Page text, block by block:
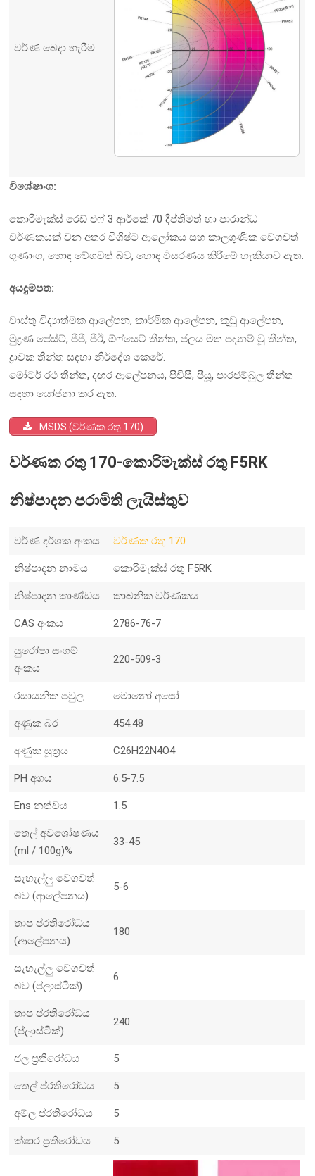
වර්ණ බෙදා හැරීම
විශේෂාංග:
කොරිමැක්ස් රෙඩ් එෆ් 3 ආර්කේ 70 දීප්තිමත් හා පාරාන්ධ
වර්ණකයක් වන අතර විශිෂ්ට ආලෝකය සහ කාලගුණික වේගවත්
ගුණාංග, හොඳ වේගවත් බව, හොඳ විසරණය කිරීමේ හැකියාව ඇත.
අයදුම්පත:
වාස්තු විද්‍යාත්මක ආලේපන, කාර්මික ආලේපන, කුඩු ආලේපන,
මුද්‍රණ පේස්ට්, පීපී, පීඊ, ඕෆ්සෙට් තීන්ත, ජලය මත පදනම් වූ තීන්ත,
ද්‍රාවක තීන්ත සඳහා නිර්දේශ කෙරේ.
මෝටර් රථ තීන්ත, දඟර ආලේපනය, පීවීසී, පීයූ, පාරජම්බුල තීන්ත
සඳහා යෝජනා කර ඇත.
MSDS (වර්ණක රතු 170)
වර්ණක රතු 170-කොරිමැක්ස් රතු F5RK
නිෂ්පාදන පරාමිති ලැයිස්තුව
වර්ණ දර්ශක අංකය. වර්ණක රතු 170
නිෂ්පාදන නාමය කොරිමැක්ස් රතු F5RK
නිෂ්පාදන කාණ්ඩය කාබනික වර්ණකය
CAS අංකය 2786-76-7
යුරෝපා සංගම්
අංකය
220-509-3
රසායනික පවුල මොනෝ අසෝ
අණුක බර 454.48
අණුක සූත්‍රය C26H22N4O4
PH අගය 6.5-7.5
Ens නත්වය 1.5
තෙල් අවශෝෂණය
(ml / 100g)%
33-45
සැහැල්ලු වේගවත්
බව (ආලේපනය)
5-6
තාප ප්රතිරෝධය
(ආලේපනය)
180
සැහැල්ලු වේගවත්
බව (ප්ලාස්ටික්)
6
තාප ප්රතිරෝධය
(ප්ලාස්ටික්)
240
ජල ප්‍රතිරෝධය 5
තෙල් ප්රතිරෝධය 5
අම්ල ප්රතිරෝධය 5
ක්ෂාර ප්‍රතිරෝධය 5